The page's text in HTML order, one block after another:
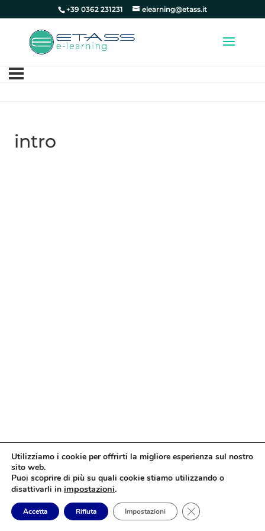
+39 0362 231231 elearning@etass.it
intro
Utilizziamo i cookie per offrirti la migliore esperienza sul nostro
sito web.
Puoi scoprire di più su quali cookie stiamo utilizzando o
disattivarli in impostazioni.
Accetta Rifiuta Impostazioni Close GDPR